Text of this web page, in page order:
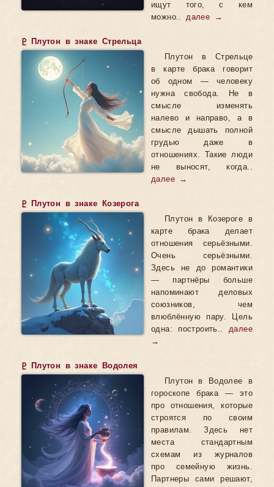
ищут того, с кем
можно..далее →
♇ Плутон в знаке Стрельца
Плутон в Стрельце
в карте брака говорит
об одном — человеку
нужна свобода. Не в
смысле изменять
налево и направо, а в
смысле дышать полной
грудью даже в
отношениях. Такие люди
не выносят, когда..
далее →
♇ Плутон в знаке Козерога
Плутон в Козероге в
карте брака делает
отношения серьёзными.
Очень серьёзными.
Здесь не до романтики
— партнёры больше
напоминают деловых
союзников, чем
влюблённую пару. Цель
одна: построить.. далее
→
♇ Плутон в знаке Водолея
Плутон в Водолее в
гороскопе брака — это
про отношения, которые
строятся по своим
правилам. Здесь нет
места стандартным
схемам из журналов
про семейную жизнь.
Партнеры сами решают,